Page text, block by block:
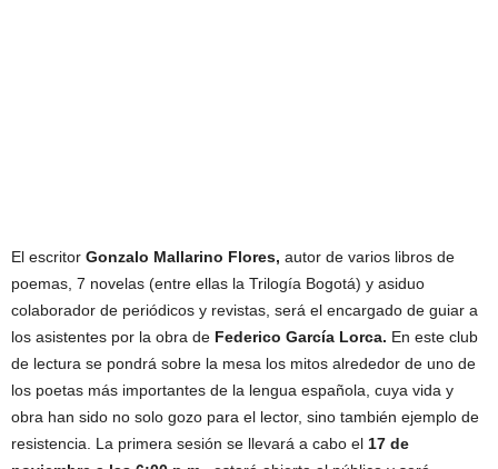
El escritor Gonzalo Mallarino Flores, autor de varios libros de
poemas, 7 novelas (entre ellas la Trilogía Bogotá) y asiduo
colaborador de periódicos y revistas, será el encargado de guiar a
los asistentes por la obra de Federico García Lorca. En este club
de lectura se pondrá sobre la mesa los mitos alrededor de uno de
los poetas más importantes de la lengua española, cuya vida y
obra han sido no solo gozo para el lector, sino también ejemplo de
resistencia. La primera sesión se llevará a cabo el 17 de